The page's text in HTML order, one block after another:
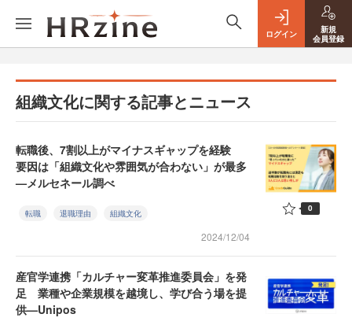
ログイン
新規
会員登録
組織文化に関する記事とニュース
転職後、7割以上がマイナスギャップを経験
要因は「組織文化や雰囲気が合わない」が最多
—メルセネール調べ
転職 退職理由 組織文化
2024/12/04
0
産官学連携「カルチャー変革推進委員会」を発
足 業種や企業規模を越境し、学び合う場を提
供—Unipos